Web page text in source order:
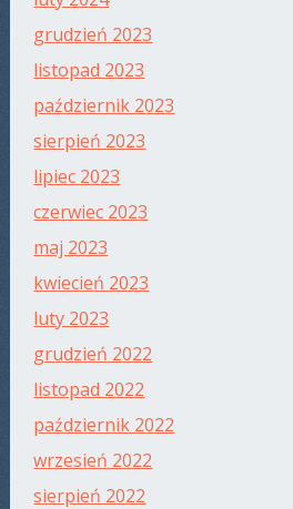
grudzień 2023
listopad 2023
październik 2023
sierpień 2023
lipiec 2023
czerwiec 2023
maj 2023
kwiecień 2023
luty 2023
grudzień 2022
listopad 2022
październik 2022
wrzesień 2022
sierpień 2022